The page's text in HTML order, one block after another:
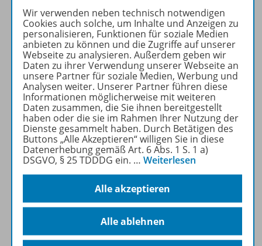
Unsere größte Stärke ist die
verlässliche
Aufgabenvielfalt mit
perfekter Progression.Jede
Aufgabe funktioniertund
Sie unterrichten ohne
Probleme. Wir bieten die
meisten Aufgaben für alle
Niveaustufen.
Mehr erfahren
Produktinformationen
Wir verwenden neben technisch notwendigen
Cookies auch solche, um Inhalte und Anzeigen zu
personalisieren, Funktionen für soziale Medien
anbieten zu können und die Zugriffe auf unserer
Webseite zu analysieren. Außerdem geben wir
Daten zu ihrer Verwendung unserer Webseite an
unsere Partner für soziale Medien, Werbung und
Analysen weiter. Unserer Partner führen diese
Informationen möglicherweise mit weiteren
Daten zusammen, die Sie ihnen bereitgestellt
haben oder die sie im Rahmen Ihrer Nutzung der
Dienste gesammelt haben. Durch Betätigen des
Buttons „Alle Akzeptieren“ willigen Sie in diese
Datenerhebung gemäß Art. 6 Abs. 1 S. 1 a)
DSGVO, § 25 TDDDG ein. … Weiterlesen
Alle akzeptieren
Alle ablehnen